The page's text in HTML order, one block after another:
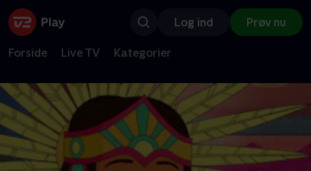
Log ind Prøv nu
Forside Live TV Kategorier